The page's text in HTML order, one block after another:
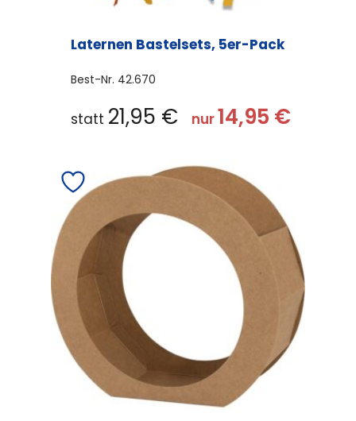
Laternen Bastelsets, 5er-Pack
Best-Nr. 42.670
statt 21,95 € nur14,95 €
Dieses
Produkt
mehrere
Varianten
auf.
Optionen
Produktseite
gewählt
werden